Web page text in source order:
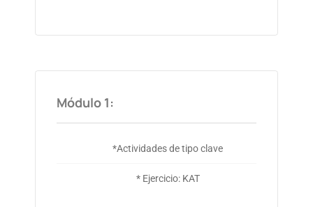
Módulo 1:
*Actividades de tipo clave
* Ejercicio: KAT